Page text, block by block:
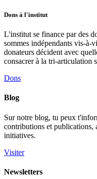
Dons à l'institut
L'institut se finance par des
sommes indépendants vis-à-
donateurs décident avec
consacrer à la tri-articulation
Dons
Blog
Sur notre blog, tu peux
contributions et publications,
initiatives.
Visiter
Newsletters